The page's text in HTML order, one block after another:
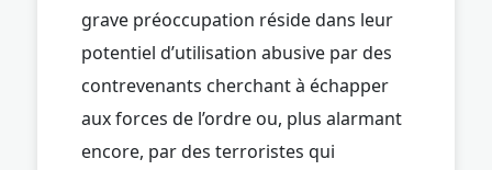
grave préoccupation réside dans leur
potentiel d’utilisation abusive par des
contrevenants cherchant à échapper
aux forces de l’ordre ou, plus alarmant
encore, par des terroristes qui